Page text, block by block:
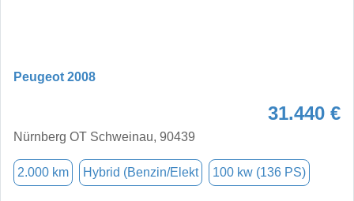
Peugeot 2008
31.440 €
Nürnberg OT Schweinau, 90439
2.000 km Hybrid (Benzin/Elekt 100 kw (136 PS)